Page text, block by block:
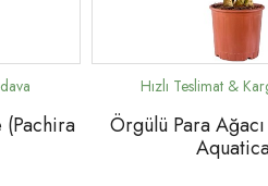
(Pachira
Örgülü Para